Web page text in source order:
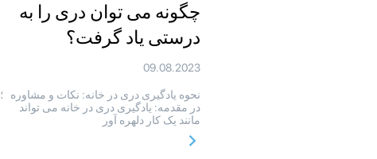
چگونه می توان دری را به
درستی یاد گرفت؟
09.08.2023
نحوه یادگیری دری در خانه: نکات و مشاوره ؛
در مقدمه: یادگیری دری در خانه می تواند
مانند یک کار دلهره آور